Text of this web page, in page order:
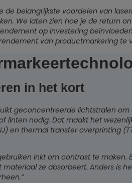
de belangrijkste voordelen van
We laten zien hoe je de return
op investering
van productmarkering te
in het kort
geconcentreerde lichtstralen
linten nodig. Dat maakt het
en thermal transfer overprinting
inkt om contrast te
materiaal ze absorbeert. Anders is